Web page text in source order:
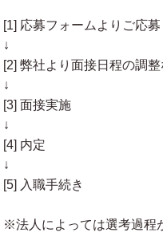
[1] 応募フォームよりご応
↓
[2] 弊社より面接日程の調
↓
[3] 面接実施
↓
[4] 内定
↓
[5] 入職手続き
※法人によっては選考過程